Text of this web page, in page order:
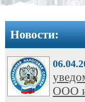
Внесение
изменений
в
ООО
➩
Юридические
Новости:
ООО